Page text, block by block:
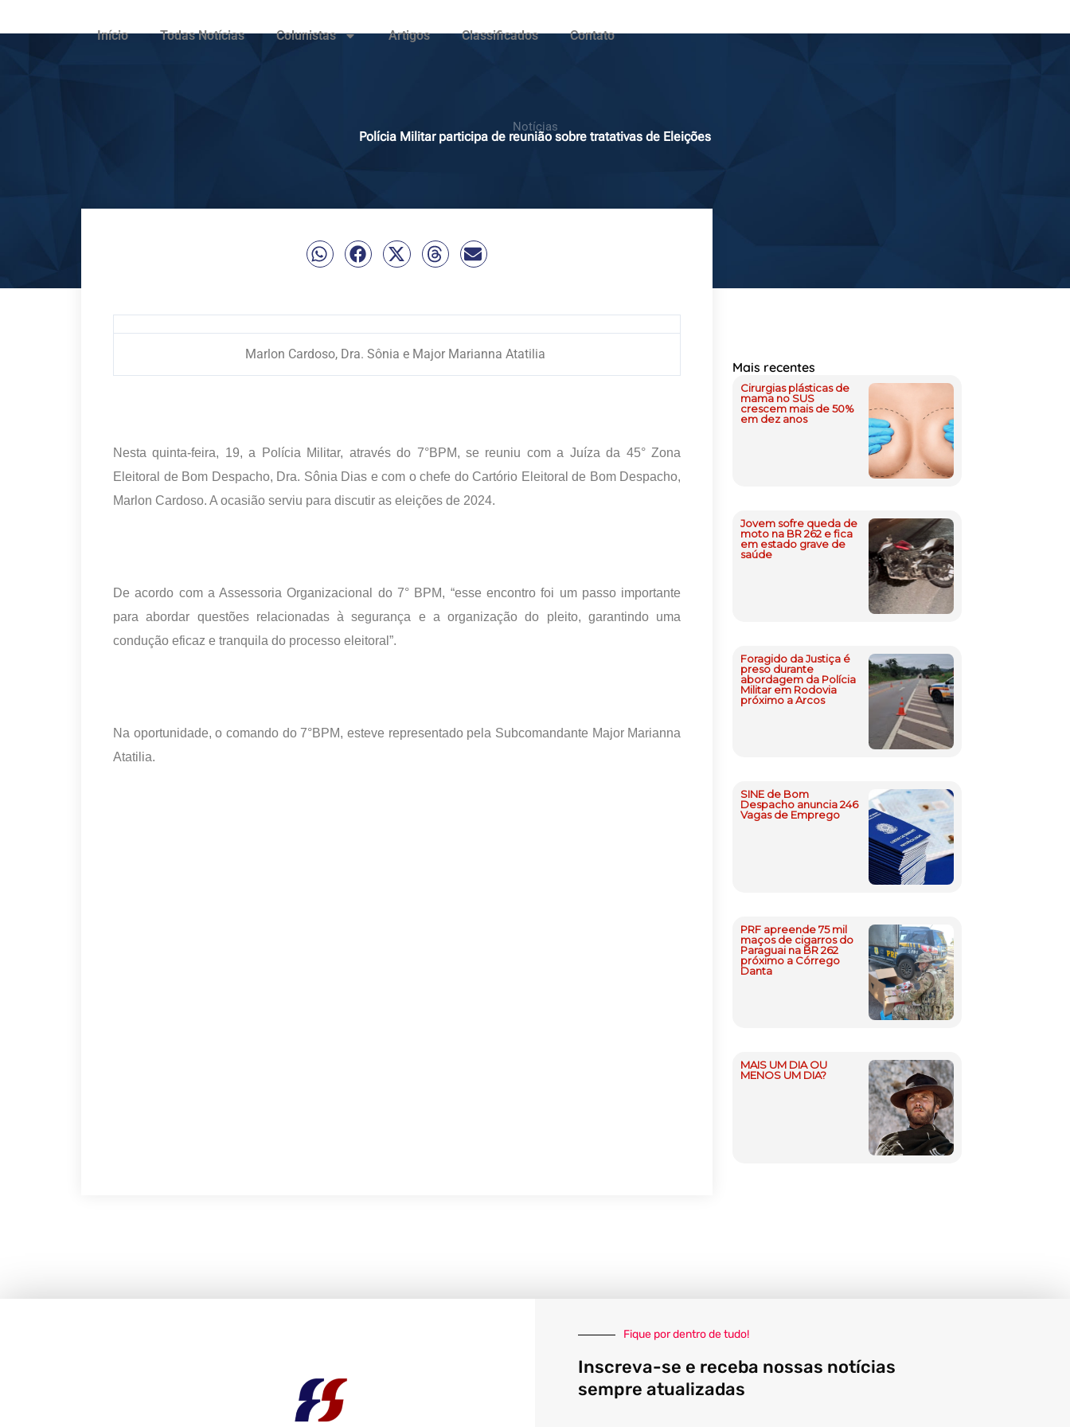
Início Todas Notícias Colunistas Artigos Classificados Contato
Notícias
Polícia Militar participa de reunião sobre tratativas de Eleições
Marlon Cardoso, Dra. Sônia e Major Marianna Atatilia
Nesta quinta-feira, 19, a Polícia Militar, através do 7°BPM, se reuniu com a Juíza da 45° Zona
Eleitoral de Bom Despacho, Dra. Sônia Dias e com o chefe do Cartório Eleitoral de Bom Despacho,
Marlon Cardoso. A ocasião serviu para discutir as eleições de 2024.
De acordo com a Assessoria Organizacional do 7° BPM, “esse encontro foi um passo importante
para abordar questões relacionadas à segurança e a organização do pleito, garantindo uma
condução eficaz e tranquila do processo eleitoral”.
Na oportunidade, o comando do 7°BPM, esteve representado pela Subcomandante Major Marianna
Atatilia.
Mais recentes
Cirurgias plásticas de
mama no SUS
crescem mais de 50%
em dez anos
Jovem sofre queda de
moto na BR 262 e fica
em estado grave de
saúde
Foragido da Justiça é
preso durante
abordagem da Polícia
Militar em Rodovia
próximo a Arcos
SINE de Bom
Despacho anuncia 246
Vagas de Emprego
PRF apreende 75 mil
maços de cigarros do
Paraguai na BR 262
próximo a Córrego
Danta
MAIS UM DIA OU
MENOS UM DIA?
Fique por dentro de tudo!
Inscreva-se e receba nossas notícias
sempre atualizadas